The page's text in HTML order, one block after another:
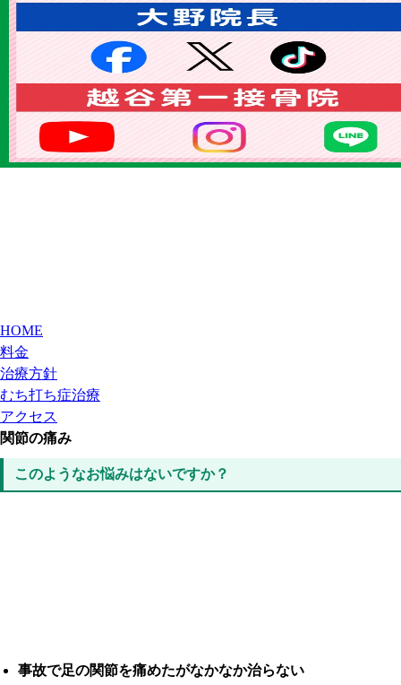
HOME
料金
治療方針
むち打ち症治療
アクセス
関節の痛み
このようなお悩みはないですか？
事故で足の関節を痛めたがなかなか治らない